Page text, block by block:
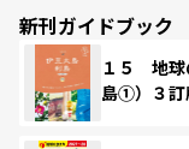
新刊ガイドブック
１５ 地
島①）３訂